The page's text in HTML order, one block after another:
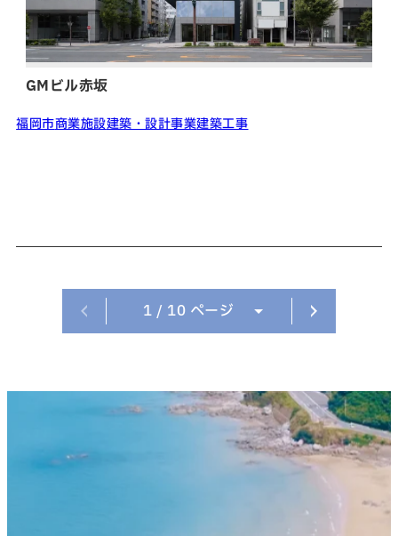
GMビル赤坂
福岡市商業施設建築・設計事業建築工事
1 / 10 ページ